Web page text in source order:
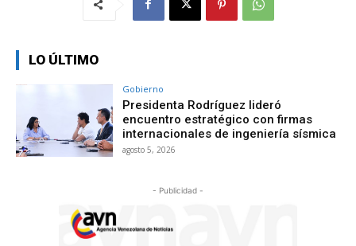
LO ÚLTIMO
Gobierno
Presidenta Rodríguez lideró
encuentro estratégico con firmas
internacionales de ingeniería sísmica
agosto 5, 2026
- Publicidad -